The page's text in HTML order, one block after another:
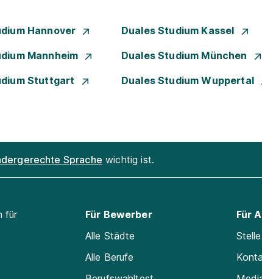
Hannover Duales Studium Kassel
Mannheim Duales Studium München
Stuttgart Duales Studium Wuppertal
Sprache wichtig ist.
für
Für Bewerber
Alle Städte
Alle Berufe
Für